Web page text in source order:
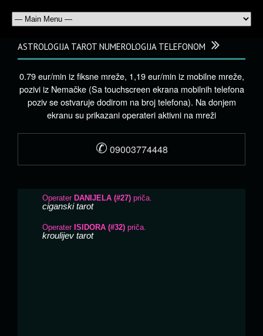
ASTROLOGIJA TAROT NUMEROLOGIJA TELEFONOM
0.79 eur/min iz fiksne mreže, 1,19 eur/min iz mobilne mreže,
pozivi iz Nemačke (Sa touchscreen ekrana mobilnih telefona
poziv se ostvaruje dodirom na broj telefona). Na donjem
ekranu su prikazani operateri aktivni na mreži
✆ 09003774448